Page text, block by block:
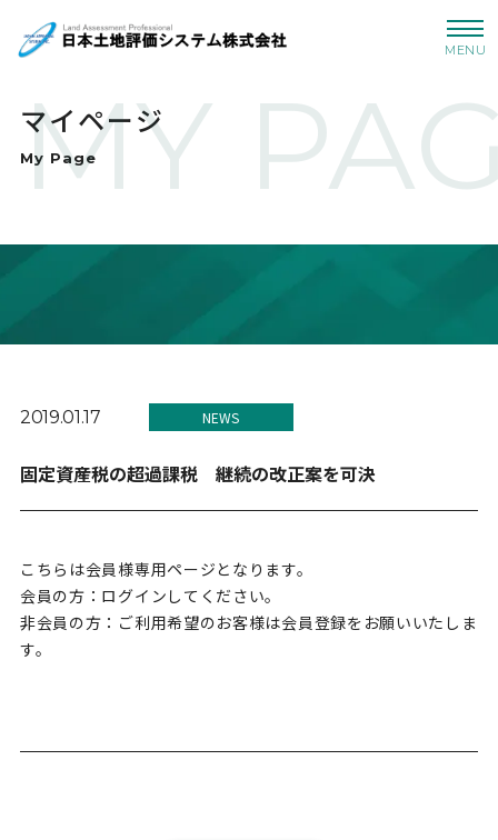
MENU
MY
マイページ
My Page
2019.01.17 NEWS
固定資産税の超過課税 継続の改正案を可決
こちらは会員様専用ページとなります。
会員の方：ログインしてください。
非会員の方：ご利用希望のお客様は会員登録をお願いいたしま
す。